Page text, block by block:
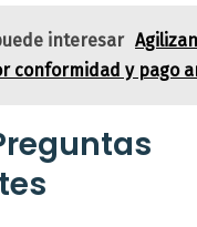
interesar
conformidad y pago